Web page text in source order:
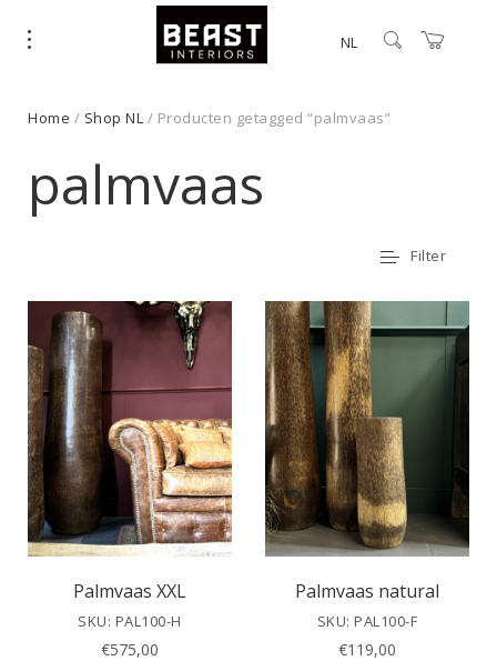
NL
Home / Shop NL / Producten getagged “palmvaas”
palmvaas
Filter
Palmvaas XXL
SKU: PAL100-H
€575,00
Palmvaas natural
SKU: PAL100-F
€119,00